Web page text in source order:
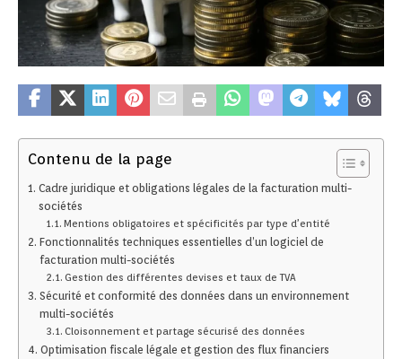
Contenu de la page
Cadre juridique et obligations légales de la facturation multi-
sociétés
Mentions obligatoires et spécificités par type d’entité
Fonctionnalités techniques essentielles d’un logiciel de
facturation multi-sociétés
Gestion des différentes devises et taux de TVA
Sécurité et conformité des données dans un environnement
multi-sociétés
Cloisonnement et partage sécurisé des données
Optimisation fiscale légale et gestion des flux financiers